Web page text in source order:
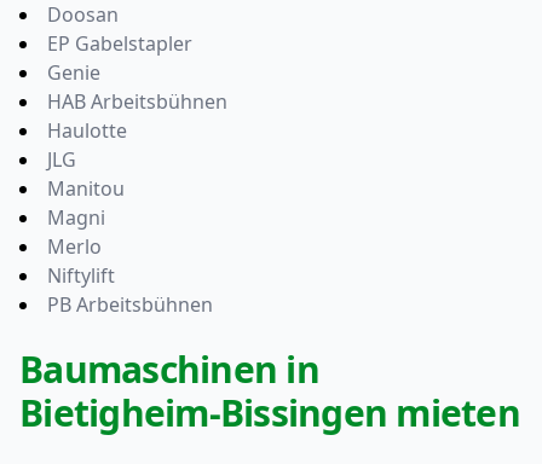
Doosan
EP Gabelstapler
Genie
HAB Arbeitsbühnen
Haulotte
JLG
Manitou
Magni
Merlo
Niftylift
PB Arbeitsbühnen
Baumaschinen in
Bietigheim-Bissingen mieten